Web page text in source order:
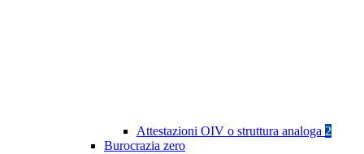
Attestazioni OIV o struttura analoga 2
Burocrazia zero